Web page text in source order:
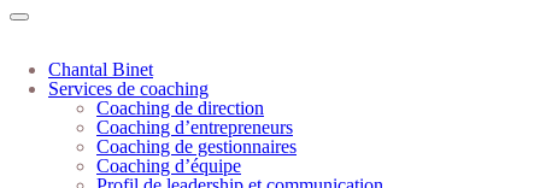
Chantal Binet
Services de coaching
Coaching de direction
Coaching d’entrepreneurs
Coaching de gestionnaires
Coaching d’équipe